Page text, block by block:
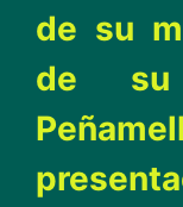
de su
de su